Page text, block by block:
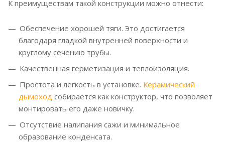
К преимуществам такой конструкции можно отнести:
Обеспечение хорошей тяги. Это достигается
благодаря гладкой внутренней поверхности и
круглому сечению трубы.
Качественная герметизация и теплоизоляция.
Простота и легкость в установке. Керамический
дымоход собирается как конструктор, что позволяет
монтировать его даже новичку.
Отсутствие налипания сажи и минимальное
образование конденсата.